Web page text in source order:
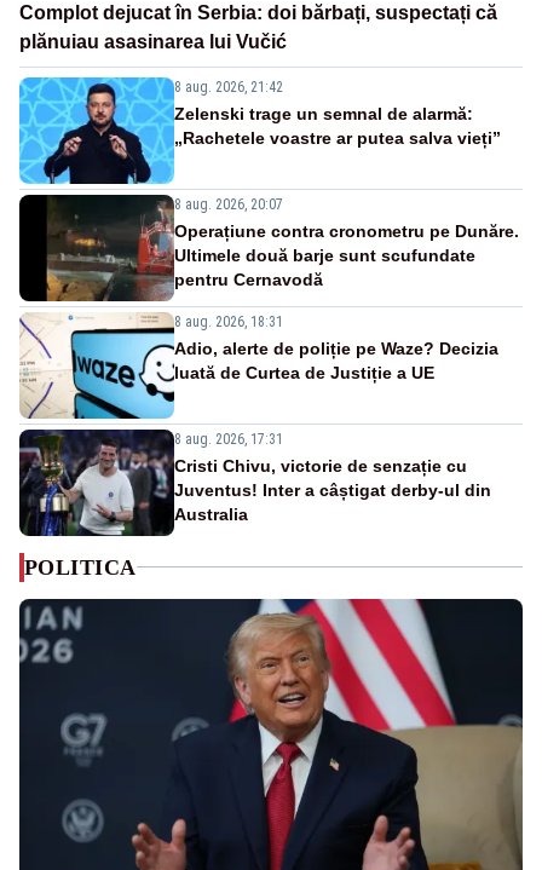
Complot dejucat în Serbia: doi bărbați, suspectați că
plănuiau asasinarea lui Vučić
8 aug. 2026, 21:42
Zelenski trage un semnal de alarmă:
„Rachetele voastre ar putea salva vieți”
8 aug. 2026, 20:07
Operațiune contra cronometru pe Dunăre.
Ultimele două barje sunt scufundate
pentru Cernavodă
8 aug. 2026, 18:31
Adio, alerte de poliție pe Waze? Decizia
luată de Curtea de Justiție a UE
8 aug. 2026, 17:31
Cristi Chivu, victorie de senzație cu
Juventus! Inter a câștigat derby-ul din
Australia
POLITICA